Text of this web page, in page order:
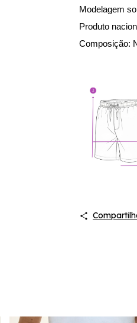
Modelagem
Produto
Composição: